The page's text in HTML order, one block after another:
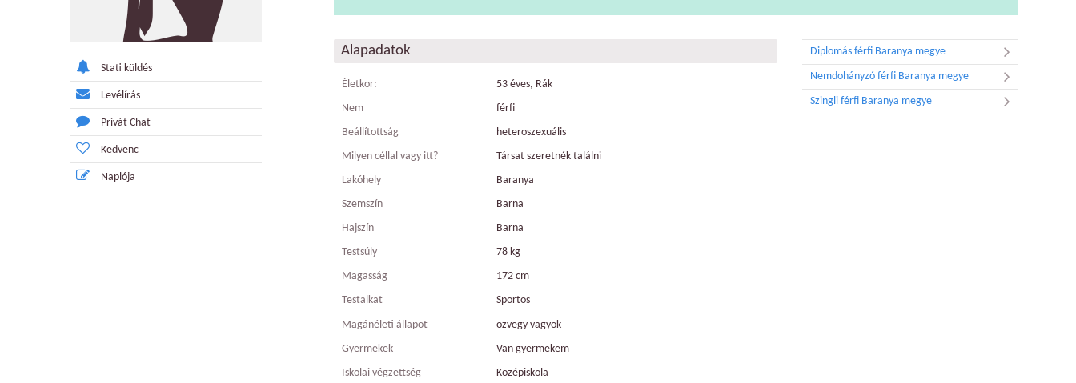
Stati küldés
Levélírás
Privát Chat
Kedvenc
Naplója
Alapadatok
Életkor:
53 éves, Rák
Nem
férfi
Beállítottság
heteroszexuális
Milyen céllal vagy itt?
Társat szeretnék találni
Lakóhely
Baranya
Szemszín
Barna
Hajszín
Barna
Testsúly
78 kg
Magasság
172 cm
Testalkat
Sportos
Magánéleti állapot
özvegy vagyok
Gyermekek
Van gyermekem
Iskolai végzettség
Középiskola
Diplomás férfi Baranya megye
Nemdohányzó férfi Baranya megye
Szingli férfi Baranya megye